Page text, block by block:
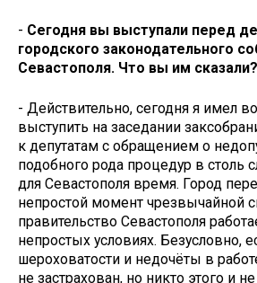
- Сегодня вы выступали перед
городского законодательного
Севастополя. Что вы им сказали?
- Действительно, сегодня я имел
выступить на заседании
к депутатам с обращением о
подобного рода процедур в столь
для Севастополя время. Город
непростой момент чрезвычайной
правительство Севастополя
непростых условиях. Безусловно,
шероховатости и недочёты в
не застрахован, но никто этого и